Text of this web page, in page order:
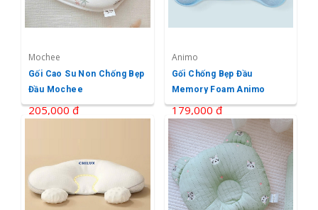
Mochee
Gối Cao Su Non Chống Bẹp
Đầu Mochee
205,000 ₫
Animo
Gối Chống Bẹp Đầu
Memory Foam Animo
179,000 ₫